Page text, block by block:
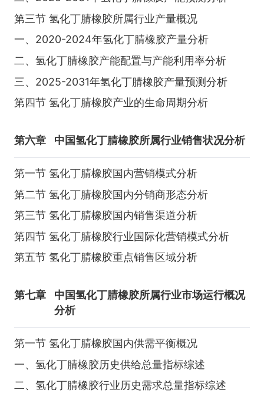
第三节 氢化丁腈橡胶所属行业产量概况
一、2020-2024年氢化丁腈橡胶产量分析
二、氢化丁腈橡胶产能配置与产能利用率分析
三、2025-2031年氢化丁腈橡胶产量预测分析
第四节 氢化丁腈橡胶产业的生命周期分析
第六章 中国氢化丁腈橡胶所属行业销售状况分析
第一节 氢化丁腈橡胶国内营销模式分析
第二节 氢化丁腈橡胶国内分销商形态分析
第三节 氢化丁腈橡胶国内销售渠道分析
第四节 氢化丁腈橡胶行业国际化营销模式分析
第五节 氢化丁腈橡胶重点销售区域分析
第七章
中国氢化丁腈橡胶所属行业市场运行概况
分析
第一节 氢化丁腈橡胶国内供需平衡概况
一、氢化丁腈橡胶历史供给总量指标综述
二、氢化丁腈橡胶行业历史需求总量指标综述